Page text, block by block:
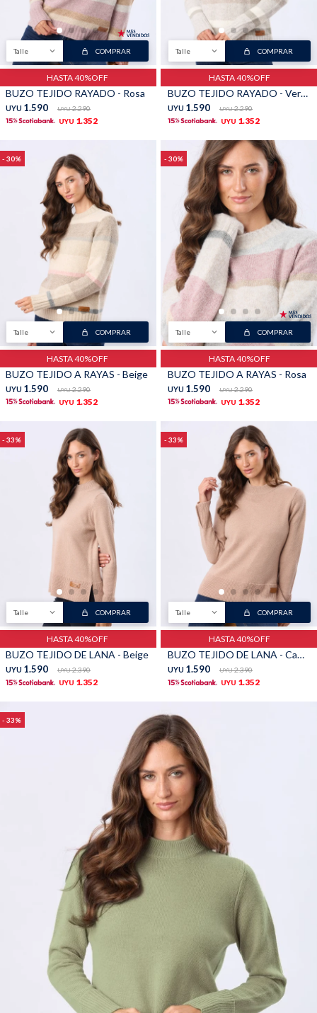
Talle COMPRAR
HASTA 40%OFF
BUZO TEJIDO RAYADO - Rosa
UYU 1.590 UYU 2.290
UYU 1.352
Talle COMPRAR
HASTA 40%OFF
BUZO TEJIDO RAYADO - Verde
UYU 1.590 UYU 2.290
UYU 1.352
30
Talle COMPRAR
HASTA 40%OFF
BUZO TEJIDO A RAYAS - Beige
UYU 1.590 UYU 2.290
UYU 1.352
30
Talle COMPRAR
HASTA 40%OFF
BUZO TEJIDO A RAYAS - Rosa
UYU 1.590 UYU 2.290
UYU 1.352
33
Talle COMPRAR
HASTA 40%OFF
BUZO TEJIDO DE LANA - Beige
UYU 1.590 UYU 2.390
UYU 1.352
33
Talle COMPRAR
HASTA 40%OFF
BUZO TEJIDO DE LANA - Camel
UYU 1.590 UYU 2.390
UYU 1.352
33
Canguros
Shorts Trajes
Sacos Calzado
Bolsos y valijas Accesorios
TALLES GRANDES Uniformes empresariales
Quiero ser parte Canjear mis puntos
Uniformes empresariales
Juntá puntos Friends
Locales
Cómo comprar
Envíos, cambios y devoluciones